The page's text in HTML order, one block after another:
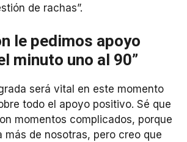
de rachas”.
le pedimos apoyo
minuto uno al 90”
será vital en este momento
todo el apoyo positivo. Sé que
momentos complicados, porque
más de nosotras, pero creo que